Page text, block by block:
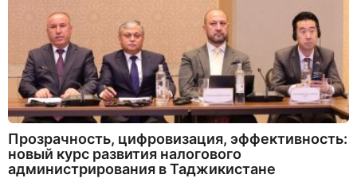
Прозрачность, цифровизация, эффективность:
новый курс развития налогового
администрирования в Таджикистане